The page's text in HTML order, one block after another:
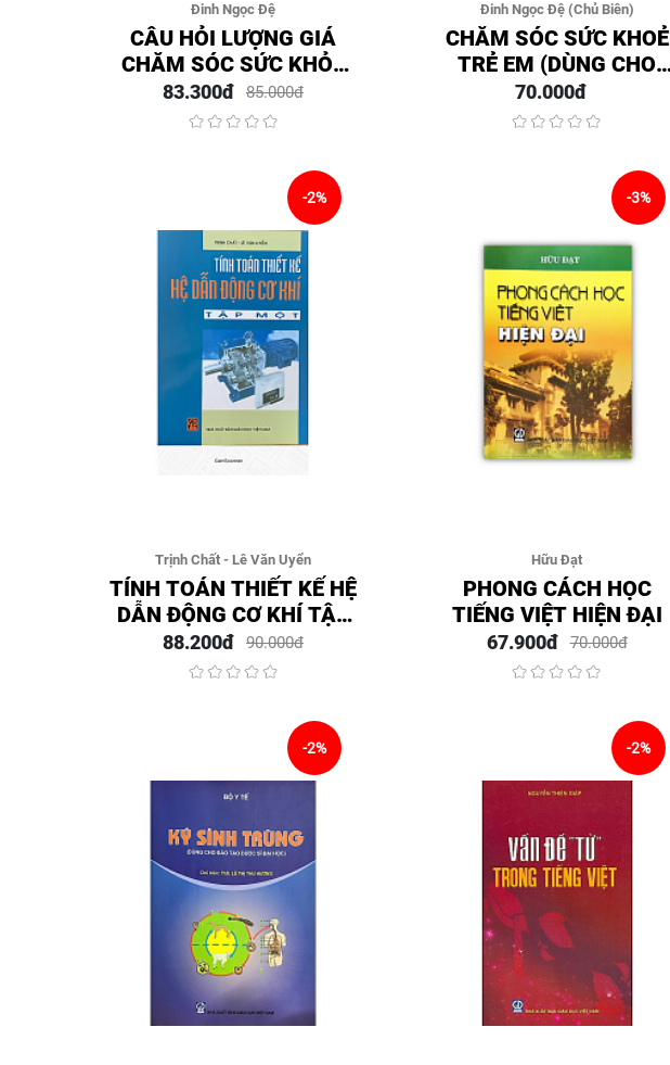
Đinh Ngọc Đệ
CÂU HỎI LƯỢNG GIÁ
CHĂM SÓC SỨC KHỎE
TRẺ EM (DÙNG CHO
ĐÀO TẠO HỆ ĐẠI HỌC
83.300đ 85.000đ
Đinh Ngọc Đệ (Chủ Biên)
CHĂM SÓC SỨC KHOẺ
TRẺ EM (DÙNG CHO
ĐÀO TẠO CỬ NHÂN
NGÀNH ĐIỀU DƯỠNG)
70.000đ
-2%
Trịnh Chất - Lê Văn Uyển
TÍNH TOÁN THIẾT KẾ HỆ
DẪN ĐỘNG CƠ KHÍ TẬP
1
88.200đ 90.000đ
-3%
Hữu Đạt
PHONG CÁCH HỌC
TIẾNG VIỆT HIỆN ĐẠI
67.900đ 70.000đ
-2% -2%